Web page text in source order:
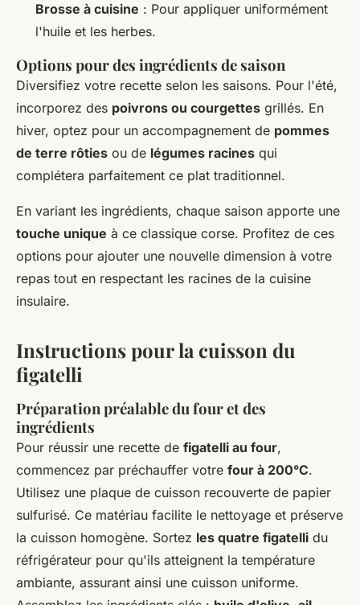
Brosse à cuisine : Pour appliquer uniformément
l'huile et les herbes.
Options pour des ingrédients de saison
Diversifiez votre recette selon les saisons. Pour l'été,
incorporez des poivrons ou courgettes grillés. En
hiver, optez pour un accompagnement de pommes
de terre rôties ou de légumes racines qui
complétera parfaitement ce plat traditionnel.
En variant les ingrédients, chaque saison apporte une
touche unique à ce classique corse. Profitez de ces
options pour ajouter une nouvelle dimension à votre
repas tout en respectant les racines de la cuisine
insulaire.
Instructions pour la cuisson du
figatelli
Préparation préalable du four et des
ingrédients
Pour réussir une recette de figatelli au four,
commencez par préchauffer votre four à 200°C.
Utilisez une plaque de cuisson recouverte de papier
sulfurisé. Ce matériau facilite le nettoyage et préserve
la cuisson homogène. Sortez les quatre figatelli du
réfrigérateur pour qu'ils atteignent la température
ambiante, assurant ainsi une cuisson uniforme.